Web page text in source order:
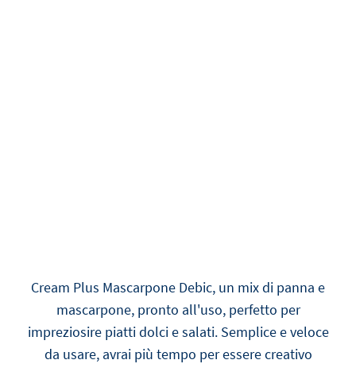
Cream Plus Mascarpone Debic, un mix di panna e
mascarpone, pronto all'uso, perfetto per
impreziosire piatti dolci e salati. Semplice e veloce
da usare, avrai più tempo per essere creativo